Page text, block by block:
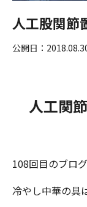
人工股関節
公開日：
人工関
108回目のブロ
冷やし中華の具